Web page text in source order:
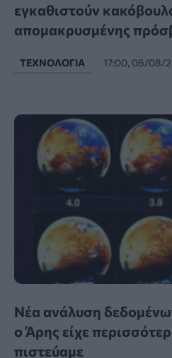
εγκαθιστούν
απομακρυσμένης
ΤΕΧΝΟΛΟΓΊΑ 17:00, 06/08/
Νέα ανάλυση
ο Άρης είχε
πιστεύαμε